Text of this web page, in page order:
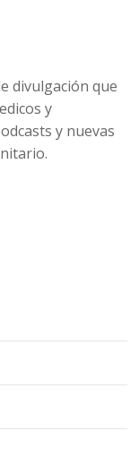
divulgación que
y
y nuevas